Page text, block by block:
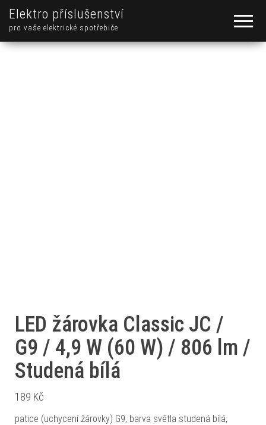
Elektro příslušenství
pro vaše elektrické spotřebiče
LED žárovka Classic JC /
G9 / 4,9 W (60 W) / 806 lm /
Studená bílá
189 Kč
patice (uchycení žárovky) G9, barva světla studená bílá,